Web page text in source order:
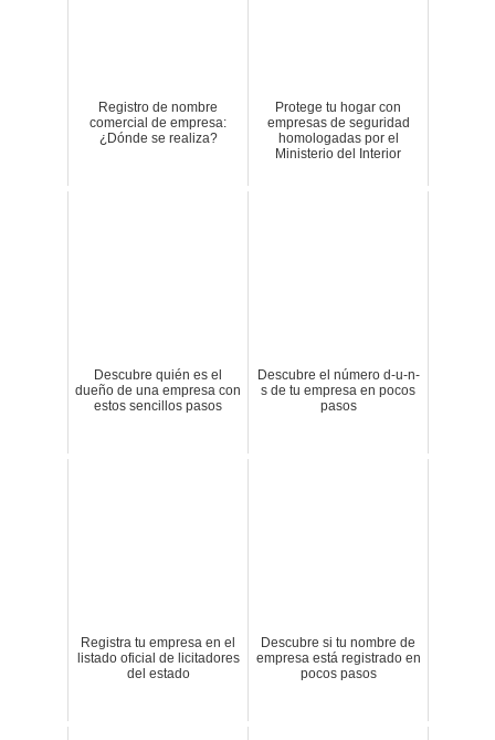
Registro de nombre
comercial de empresa:
¿Dónde se realiza?
Protege tu hogar con
empresas de seguridad
homologadas por el
Ministerio del Interior
Descubre quién es el
dueño de una empresa con
estos sencillos pasos
Descubre el número d-u-n-
s de tu empresa en pocos
pasos
Registra tu empresa en el
listado oficial de licitadores
del estado
Descubre si tu nombre de
empresa está registrado en
pocos pasos